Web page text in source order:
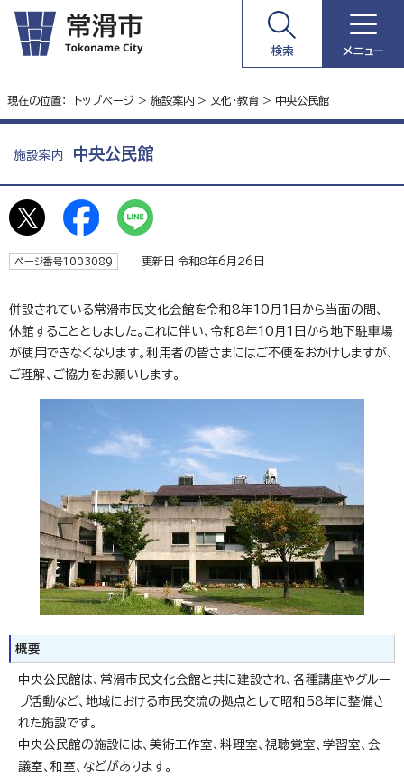
検索 メニュー
現在の位置： トップページ > 施設案内 > 文化・教育 > 中央公民館
施設案内 中央公民館
ページ番号1003089 更新日 令和8年6月26日
併設されている常滑市民文化会館を令和8年10月1日から当面の間、
休館することとしました。これに伴い、令和8年10月1日から地下駐車場
が使用できなくなります。利用者の皆さまにはご不便をおかけしますが、
ご理解、ご協力をお願いします。
概要
中央公民館は、常滑市民文化会館と共に建設され、各種講座やグルー
プ活動など、地域における市民交流の拠点として昭和58年に整備さ
れた施設です。
中央公民館の施設には、美術工作室、料理室、視聴覚室、学習室、会
議室、和室、などがあります。